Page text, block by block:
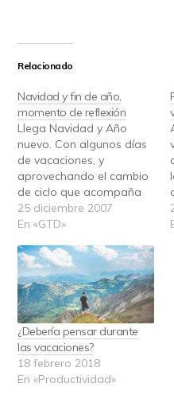
Relacionado
Navidad y fin de año,
momento de reflexión
Llega Navidad y Año
nuevo. Con algunos días
de vacaciones, y
aprovechando el cambio
de ciclo que acompaña
al del año, es un buen
momento para: Revisar
qué hábitos vamos a
trabajar Para aquellos
que usáis GTD, podéis
aprovechar para hacer
las revisiones de los
30.000, 40.000…
25 diciembre 2007
En «GTD»
¿Debería pensar durante
las vacaciones?
18 febrero 2018
En «Productividad»